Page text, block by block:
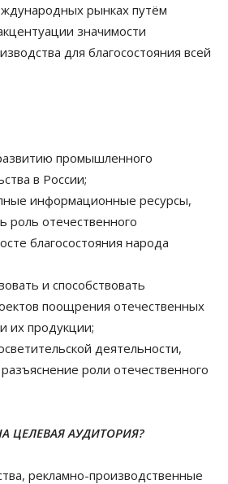
рынках путём
значимости
для благосостояния всей
промышленного
в России;
информационные ресурсы,
роль отечественного
благосостояния народа
и способствовать
поощрения отечественных
их продукции;
деятельности,
роли отечественного
ЦЕЛЕВАЯ АУДИТОРИЯ?
рекламно-производственные